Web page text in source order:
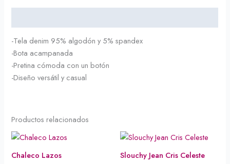
-Tela denim 95% algodón y 5% spandex
-Bota acampanada
-Pretina cómoda con un botón
-Diseño versátil y casual
Productos relacionados
Chaleco Lazos Slouchy Jean Cris Celeste